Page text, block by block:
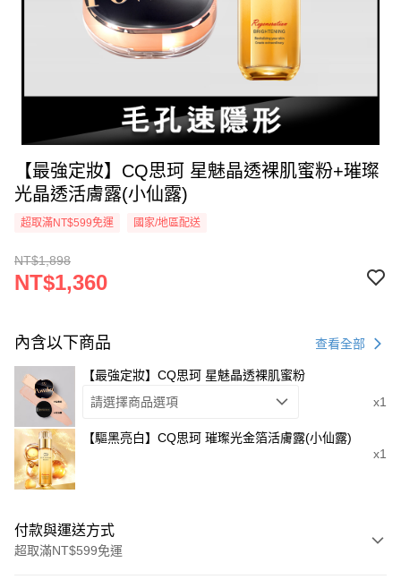
【最強定妝】CQ思珂 星魅晶透裸肌蜜粉+璀璨
光晶透活膚露(小仙露)
超取滿NT$599免運 國家/地區配送
NT$1,898
NT$1,360
內含以下商品 查看全部
【最強定妝】CQ思珂 星魅晶透裸肌蜜粉
請選擇商品選項
x1
【驅黑亮白】CQ思珂 璀璨光金箔活膚露(小仙露)
x1
付款與運送方式
超取滿NT$599免運